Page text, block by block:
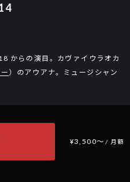
からの演目。カヴァイウラオカ
）のアウアナ。ミュージシャン
¥3,500〜 / 月額